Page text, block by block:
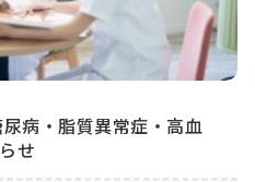
病・脂質異常症・高血
せ